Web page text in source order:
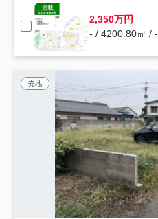
2,350万円
- / 4200.80㎡ / -
売地